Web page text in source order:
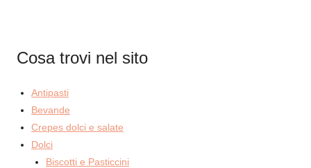
Cosa trovi nel sito
Antipasti
Bevande
Crepes dolci e salate
Dolci
Biscotti e Pasticcini